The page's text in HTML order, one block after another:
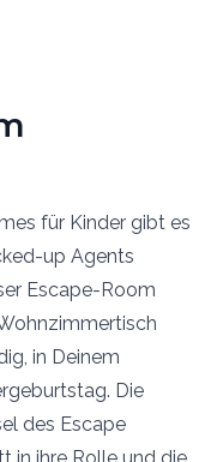
für Kinder gibt es
up Agents
Escape-Room
in Deinem
Die
des Escape